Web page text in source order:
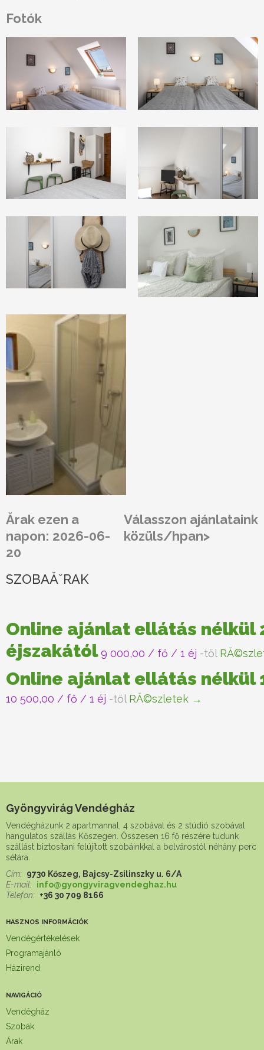
Fotók
Ărak ezen a
napon: 2026-06-
20
Válasszon ajánlataink
közüls/hpan>
SZOBAĂˇRAK
Online ajánlat ellátás nélkül
éjszakától 9 000,00 / fő / 1 éj -től
Online ajánlat ellátás nélkül
10 500,00 / fő / 1 éj -től RĂ©szletek →
Gyöngyvirág Vendégház
Vendégházunk 2 apartmannal, 4 szobával és 2 stúdió szobával
hangulatos szállás Kőszegen. Összesen 16 fő részére tudunk
szállást biztosítani felújított szobáinkkal a belvárostól néhány perc
sétára.
Cím:
9730 Kőszeg, Bajcsy-Zsilinszky u. 6/A
E-mail:
info@gyongyviragvendeghaz.hu
Telefon:
+36 30 709 8166
HASZNOS INFORMÁCIÓK
Vendégértékelések
Programajánló
Házirend
NAVIGÁCIÓ
Vendégház
Szobák
Árak